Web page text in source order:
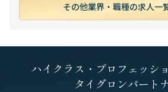
その他業界・職種の求人一
ハイクラス・プロフェッシ
タイグロンパート